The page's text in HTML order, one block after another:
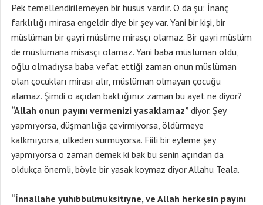
Pek temellendirilemeyen bir husus vardır. O da şu: İnanç
farklılığı mirasa engeldir diye bir şey var. Yani bir kişi, bir
müslüman bir gayri müslime mirasçı olamaz. Bir gayri müslüm
de müslümana misasçı olamaz. Yani baba müslüman oldu,
oğlu olmadıysa baba vefat ettiği zaman onun müslüman
olan çocukları mirası alır, müslüman olmayan çocuğu
alamaz. Şimdi o açıdan baktığınız zaman bu ayet ne diyor?
“Allah onun payını vermenizi yasaklamaz” diyor. Şey
yapmıyorsa, düşmanlığa çevirmiyorsa, öldürmeye
kalkmıyorsa, ülkeden sürmüyorsa. Fiili bir eyleme şey
yapmıyorsa o zaman demek ki bak bu senin açından da
oldukça önemli, böyle bir yasak koymaz diyor Allahu Teala.
“İnnallahe yuhıbbulmuksitıyne, ve Allah herkesin payını